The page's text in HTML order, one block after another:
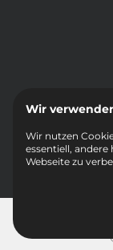
Wir
Wir nutzen
essentiell, andere
Webseite zu